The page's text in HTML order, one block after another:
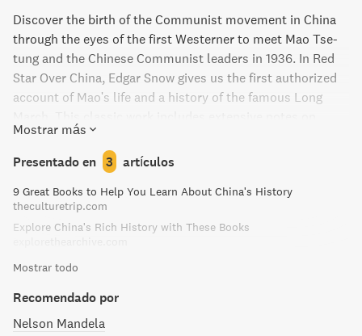
Discover the birth of the Communist movement in China
through the eyes of the first Westerner to meet Mao Tse-
tung and the Chinese Communist leaders in 1936. In Red
Star Over China, Edgar Snow gives us the first authorized
account of Mao's life and a history of the famous Long
military and political developments in China, further
interviews with Mao Tse-tung, and a chronology covering
125 years of Chinese revolution. Learn about the men and
women who were instrumental in making China what it is
today in nearly a hundred detailed biographies.
Mostrar más
Presentado en 3 artículos
9 Great Books to Help You Learn About China's History
theculturetrip.com
Explore China's Rich History with These Books
Mostrar todo
Recomendado por
Nelson Mandela